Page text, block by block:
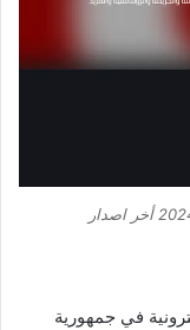
في جمهورية